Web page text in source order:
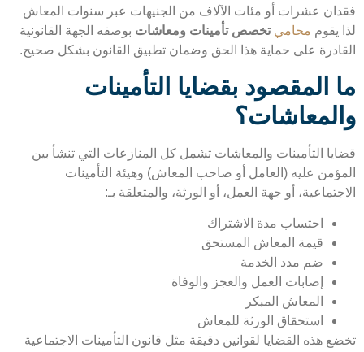
عشرات أو مئات الآلاف من الجنيهات عبر سنوات المعاش
يقوممحاميتخصص تأمينات ومعاشاتبوصفه الجهة القانونية
على حماية هذا الحق وضمان تطبيق القانون بشكل صحيح.
المقصود بقضايا التأمينات
التأمينات والمعاشات تشمل كل المنازعات التي تنشأ بين
عليه (العامل أو صاحب المعاش) وهيئة التأمينات
أو جهة العمل، أو الورثة، والمتعلقة بـ:
احتساب مدة الاشتراك
قيمة المعاش المستحق
ضم مدد الخدمة
إصابات العمل والعجز والوفاة
المعاش المبكر
استحقاق الورثة للمعاش
هذه القضايا لقوانين دقيقة مثل قانون التأمينات الاجتماعية